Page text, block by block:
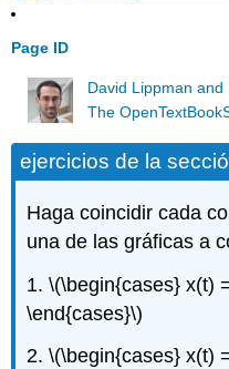
Page ID
David Lippman
The
ejercicios de la
Haga coincidir cada
una de las gráficas a
1.\(\begin{cases} x(t)
\end{cases}\)
2.\(\begin{cases} x(t)